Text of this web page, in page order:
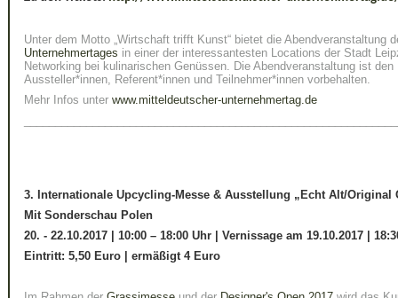
Unter dem Motto „Wirtschaft trifft Kunst“ bietet die Abendveranstaltung
Unternehmertages in einer der interessantesten Locations der Stadt
Networking bei kulinarischen Genüssen. Die Abendveranstaltung ist
Aussteller*innen, Referent*innen und Teilnehmer*innen vorbehalten.
Mehr Infos unter www.mitteldeutscher-unternehmertag.de
3. I nternationale Upcycling-Messe & Ausstellung „Echt Alt/Original
Mit Sonderschau Polen
20. - 22.10.2017 | 10:00 – 18:00 Uhr | Vernissage am 19.10.2017 |
Eintritt: 5,50 Euro
ermäßigt 4 Euro